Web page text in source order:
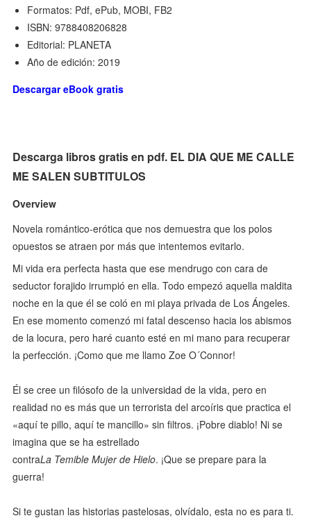
Formatos: Pdf, ePub, MOBI, FB2
ISBN: 9788408206828
Editorial: PLANETA
Año de edición: 2019
Descargar eBook gratis
Descarga libros gratis en pdf. EL DIA QUE ME CALLE
ME SALEN SUBTITULOS
Overview
Novela romántico-erótica que nos demuestra que los polos
opuestos se atraen por más que intentemos evitarlo.
Mi vida era perfecta hasta que ese mendrugo con cara de
seductor forajido irrumpió en ella. Todo empezó aquella maldita
noche en la que él se coló en mi playa privada de Los Ángeles.
En ese momento comenzó mi fatal descenso hacia los abismos
de la locura, pero haré cuanto esté en mi mano para recuperar
la perfección. ¡Como que me llamo Zoe O´Connor!
Él se cree un filósofo de la universidad de la vida, pero en
realidad no es más que un terrorista del arcoíris que practica el
«aquí te pillo, aquí te mancillo» sin filtros. ¡Pobre diablo! Ni se
imagina que se ha estrellado
contraLa Temible Mujer de Hielo. ¡Que se prepare para la
guerra!
Si te gustan las historias pastelosas, olvídalo, esta no es para ti.